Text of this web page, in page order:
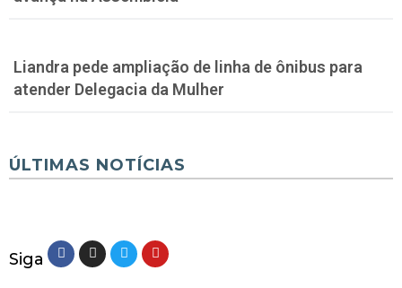
Liandra pede ampliação de linha de ônibus para
atender Delegacia da Mulher
ÚLTIMAS NOTÍCIAS
Siga